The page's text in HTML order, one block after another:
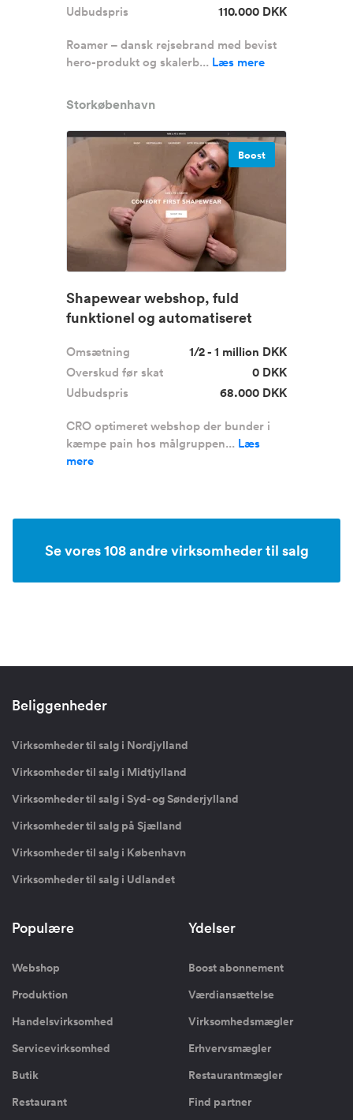
Udbudspris
110.000 DKK
Roamer – dansk rejsebrand med bevist
hero-produkt og skalerb... Læs mere
Storkøbenhavn
Boost
Shapewear webshop, fuld
funktionel og automatiseret
Omsætning
1/2 - 1 million DKK
Overskud før skat
0 DKK
Udbudspris
68.000 DKK
CRO optimeret webshop der bunder i
kæmpe pain hos målgruppen... Læs
mere
Se vores 108 andre virksomheder til salg
Beliggenheder
Virksomheder til salg i Nordjylland
Virksomheder til salg i Midtjylland
Virksomheder til salg i Syd- og Sønderjylland
Virksomheder til salg på Sjælland
Virksomheder til salg i København
Virksomheder til salg i Udlandet
Populære
Webshop
Produktion
Handelsvirksomhed
Servicevirksomhed
Butik
Restaurant
Ydelser
Boost abonnement
Værdiansættelse
Virksomhedsmægler
Erhvervsmægler
Restaurantmægler
Find partner